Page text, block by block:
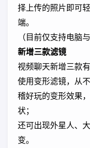
择上传的照片即可
端。
（目前仅支持电脑
新增三款滤镜
视频聊天新增三款
使用变形滤镜，从
稽好玩的变形效果
状；
还可出现外星人、
变。